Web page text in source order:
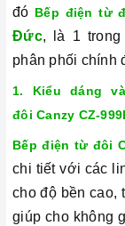
đó Bếp điện từ
Đức, là 1 trong
phân phối chính
1. Kiểu dáng
đôi Canzy CZ-
Bếp điện từ đôi
chi tiết với các
cho độ bền cao,
giúp cho không